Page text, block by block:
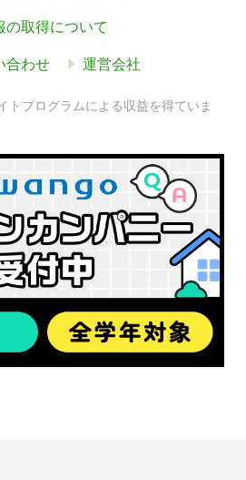
の取得について
合わせ 運営会社
トプログラムによる収益を得ていま